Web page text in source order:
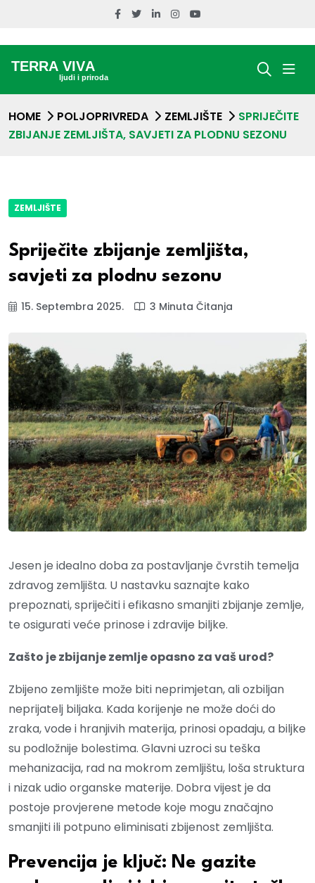
HOME POLJOPRIVREDA ZEMLJIŠTE
SPRIJEČITE
ZBIJANJE ZEMLJIŠTA, SAVJETI ZA PLODNU SEZONU
ZEMLJIŠTE
Spriječite zbijanje zemljišta,
savjeti za plodnu sezonu
15. Septembra 2025. 3 Minuta Čitanja
Jesen je idealno doba za postavljanje čvrstih temelja
zdravog zemljišta. U nastavku saznajte kako
prepoznati, spriječiti i efikasno smanjiti zbijanje zemlje,
te osigurati veće prinose i zdravije biljke.
Zašto je zbijanje zemlje opasno za vaš urod?
Zbijeno zemljište može biti neprimjetan, ali ozbiljan
neprijatelj biljaka. Kada korijenje ne može doći do
zraka, vode i hranjivih materija, prinosi opadaju, a biljke
su podložnije bolestima. Glavni uzroci su teška
mehanizacija, rad na mokrom zemljištu, loša struktura
i nizak udio organske materije. Dobra vijest je da
postoje provjerene metode koje mogu značajno
smanjiti ili potpuno eliminisati zbijenost zemljišta.
Prevencija je ključ: Ne gazite